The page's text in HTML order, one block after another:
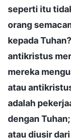
seperti itu
orang
kepada
antikristus
mereka
atau
adalah
dengan
atau diusir